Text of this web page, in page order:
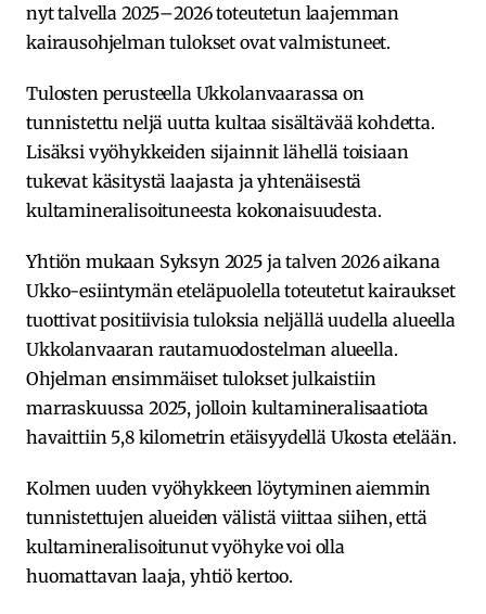
nyt talvella 2025–2026 toteutetun laajemman
kairausohjelman tulokset ovat valmistuneet.
Tulosten perusteella Ukkolanvaarassa on
tunnistettu neljä uutta kultaa sisältävää kohdetta.
Lisäksi vyöhykkeiden sijainnit lähellä toisiaan
tukevat käsitystä laajasta ja yhtenäisestä
kultamineralisoituneesta kokonaisuudesta.
Yhtiön mukaan Syksyn 2025 ja talven 2026 aikana
Ukko-esiintymän eteläpuolella toteutetut kairaukset
tuottivat positiivisia tuloksia neljällä uudella alueella
Ukkolanvaaran rautamuodostelman alueella.
Ohjelman ensimmäiset tulokset julkaistiin
marraskuussa 2025, jolloin kultamineralisaatiota
havaittiin 5,8 kilometrin etäisyydellä Ukosta etelään.
Kolmen uuden vyöhykkeen löytyminen aiemmin
tunnistettujen alueiden välistä viittaa siihen, että
kultamineralisoitunut vyöhyke voi olla
huomattavan laaja, yhtiö kertoo.